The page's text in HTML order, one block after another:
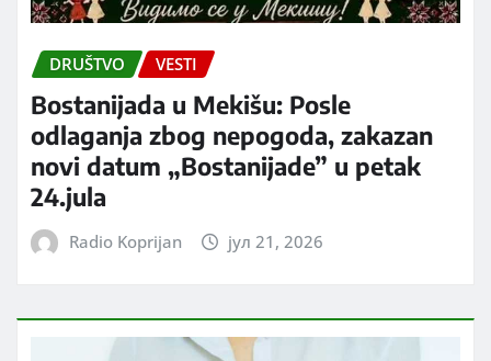
DRUŠTVO VESTI
Bostanijada u Mekišu: Posle
odlaganja zbog nepogoda, zakazan
novi datum „Bostanijade” u petak
24.jula
Radio Koprijan јул 21, 2026